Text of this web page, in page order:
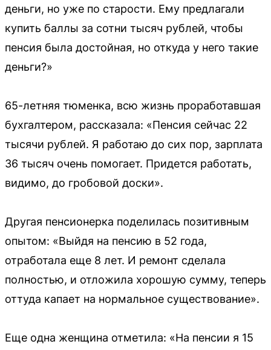
деньги, но уже по старости. Ему предлагали
купить баллы за сотни тысяч рублей, чтобы
пенсия была достойная, но откуда у него такие
деньги?»
65-летняя тюменка, всю жизнь проработавшая
бухгалтером, рассказала: «Пенсия сейчас 22
тысячи рублей. Я работаю до сих пор, зарплата
36 тысяч очень помогает. Придется работать,
видимо, до гробовой доски».
Другая пенсионерка поделилась позитивным
опытом: «Выйдя на пенсию в 52 года,
отработала еще 8 лет. И ремонт сделала
полностью, и отложила хорошую сумму, теперь
оттуда капает на нормальное существование».
Еще одна женщина отметила: «На пенсии я 15